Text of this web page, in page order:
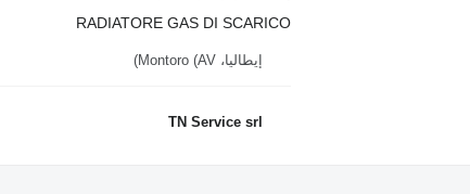
RADIATORE GAS DI SCARICO
إيطاليا، Montoro (AV)
TN Service srl